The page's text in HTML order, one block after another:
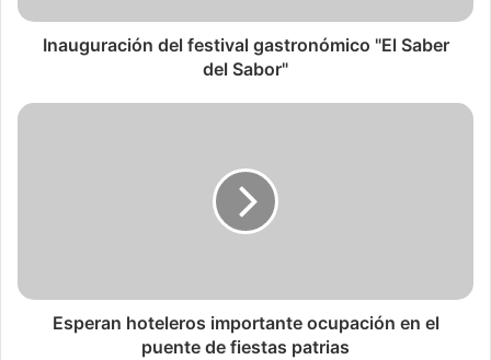
Inauguración del festival gastronómico "El Saber
del Sabor"
Esperan hoteleros importante ocupación en el
puente de fiestas patrias